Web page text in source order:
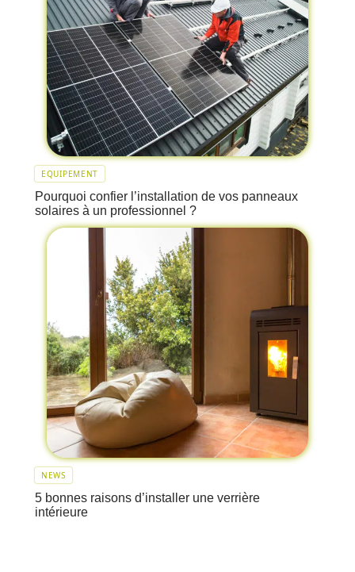
EQUIPEMENT
Pourquoi confier l’installation de vos panneaux
solaires à un professionnel ?
NEWS
5 bonnes raisons d’installer une verrière
intérieure